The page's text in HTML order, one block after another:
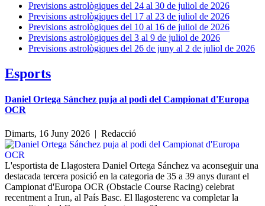
Previsions astrològiques del 24 al 30 de juliol de 2026
Previsions astrològiques del 17 al 23 de juliol de 2026
Previsions astrològiques del 10 al 16 de juliol de 2026
Previsions astrològiques del 3 al 9 de juliol de 2026
Previsions astrològiques del 26 de juny al 2 de juliol de 2026
Esports
Daniel Ortega Sánchez puja al podi del Campionat d'Europa
OCR
Dimarts, 16 Juny 2026 | Redacció
L'esportista de Llagostera Daniel Ortega Sánchez va aconseguir una
destacada tercera posició en la categoria de 35 a 39 anys durant el
Campionat d'Europa OCR (Obstacle Course Racing) celebrat
recentment a Irun, al País Basc. El llagosterenc va completar la